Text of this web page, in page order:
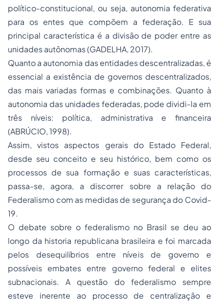
político-constitucional, ou seja, autonomia federativa
para os entes que compõem a federação. E sua
principal característica é a divisão de poder entre as
unidades autônomas (GADELHA, 2017).
Quanto a autonomia das entidades descentralizadas, é
essencial a existência de governos descentralizados,
das mais variadas formas e combinações. Quanto à
autonomia das unidades federadas, pode dividi-la em
três níveis: política, administrativa e financeira
(ABRÚCIO, 1998).
Assim, vistos aspectos gerais do Estado Federal,
desde seu conceito e seu histórico, bem como os
processos de sua formação e suas características,
passa-se, agora, a discorrer sobre a relação do
Federalismo com as medidas de segurança do Covid-
19.
O debate sobre o federalismo no Brasil se deu ao
longo da historia republicana brasileira e foi marcada
pelos desequilíbrios entre níveis de governo e
possíveis embates entre governo federal e elites
subnacionais. A questão do federalismo sempre
esteve inerente ao processo de centralização e